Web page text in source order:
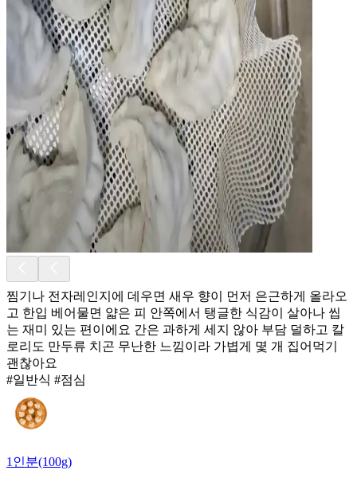
찜기나 전자레인지에 데우면 새우 향이 먼저 은근하게 올라오
고 한입 베어물면 얇은 피 안쪽에서 탱글한 식감이 살아나 씹
는 재미 있는 편이에요 간은 과하게 세지 않아 부담 덜하고 칼
로리도 만두류 치곤 무난한 느낌이라 가볍게 몇 개 집어먹기
괜찮아요
#일반식 #점심
1인분(100g)